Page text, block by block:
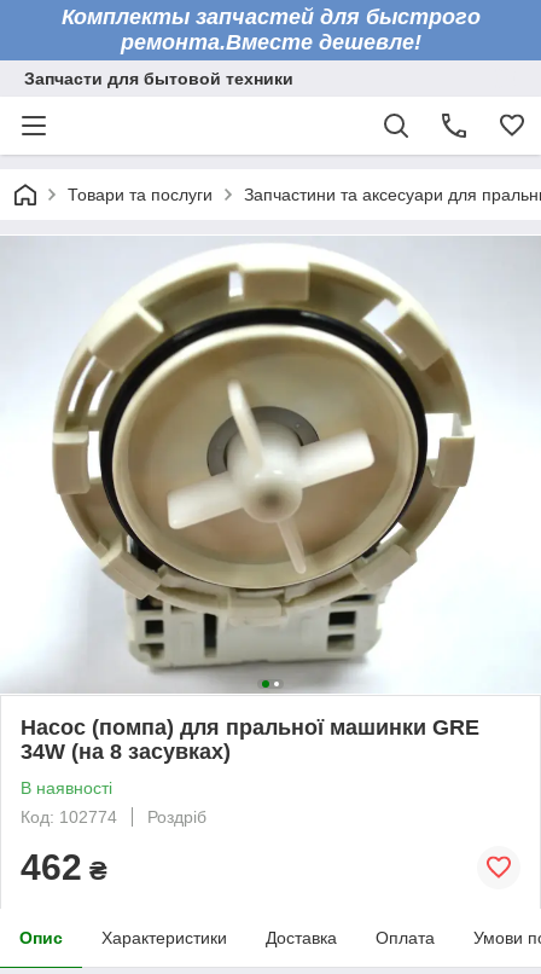
Комплекты запчастей для быстрого
ремонта.Вместе дешевле!
Запчасти для бытовой техники
Товари та послуги Запчастини та аксесуари для
Насос (помпа) для пральної машинки GRE
34W (на 8 засувках)
В наявності
Код: 102774
Роздріб
462 ₴
Опис Характеристики Доставка Оплата Умови